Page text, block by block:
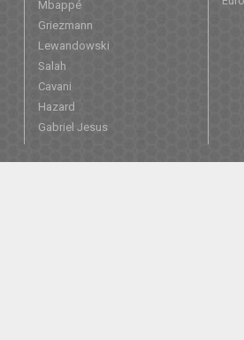
Mbappé
Griezmann
Lewandowski
Salah
Cavani
Hazard
Gabriel Jesus